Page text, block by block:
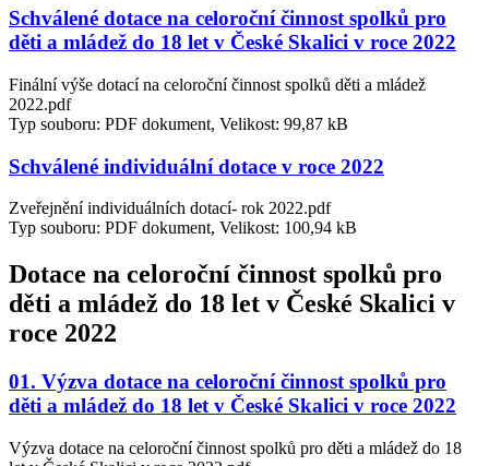
Schválené dotace na celoroční činnost spolků pro
děti a mládež do 18 let v České Skalici v roce 2022
Finální výše dotací na celoroční činnost spolků děti a mládež
2022.pdf
Typ souboru: PDF dokument, Velikost: 99,87 kB
Schválené individuální dotace v roce 2022
Zveřejnění individuálních dotací- rok 2022.pdf
Typ souboru: PDF dokument, Velikost: 100,94 kB
Dotace na celoroční činnost spolků pro
děti a mládež do 18 let v České Skalici v
roce 2022
01. Výzva dotace na celoroční činnost spolků pro
děti a mládež do 18 let v České Skalici v roce 2022
Výzva dotace na celoroční činnost spolků pro děti a mládež do 18